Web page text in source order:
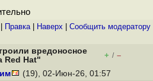
Правка| Наверх Cообщить модератору
вредоносное
Red Hat"
+ / –
(19), 02-Июн-26, 01:57